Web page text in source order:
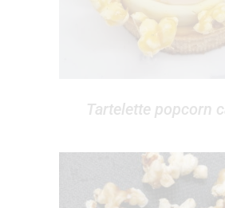
Tartelette popcorn